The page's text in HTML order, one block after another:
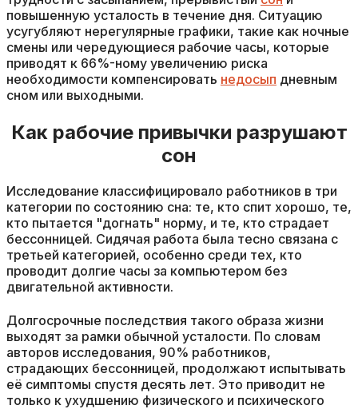
повышенную усталость в течение дня. Ситуацию
усугубляют нерегулярные графики, такие как ночные
смены или чередующиеся рабочие часы, которые
приводят к 66%-ному увеличению риска
необходимости компенсировать недосып дневным
сном или выходными.
Как рабочие привычки разрушают
сон
Исследование классифицировало работников в три
категории по состоянию сна: те, кто спит хорошо, те,
кто пытается "догнать" норму, и те, кто страдает
бессонницей. Сидячая работа была тесно связана с
третьей категорией, особенно среди тех, кто
проводит долгие часы за компьютером без
двигательной активности.
Долгосрочные последствия такого образа жизни
выходят за рамки обычной усталости. По словам
авторов исследования, 90% работников,
страдающих бессонницей, продолжают испытывать
её симптомы спустя десять лет. Это приводит не
только к ухудшению физического и психического